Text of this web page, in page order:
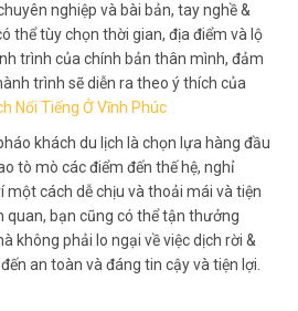
nghiệp và bài bản, tay nghề &
thể tùy chọn thời gian, địa điểm và lộ
trình của chính bản thân mình, đảm
trình sẽ diễn ra theo ý thích của
Nổi Tiếng Ở Vĩnh Phúc
khách du lịch là chọn lựa hàng đầu
tò mò các điểm đến thế hệ, nghỉ
cách dễ chịu và thoải mái và tiện
quan, bạn cũng có thể tận thưởng
không phải lo ngại về việc dịch rời &
an toàn và đáng tin cậy và tiện lợi.